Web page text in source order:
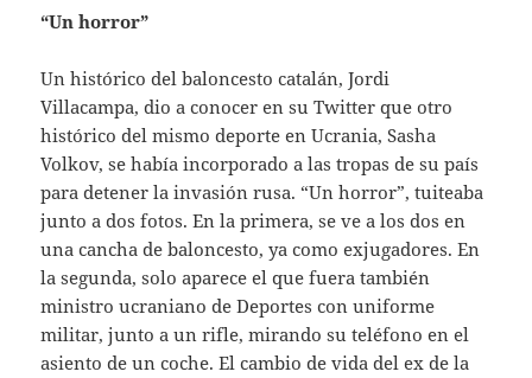
“Un horror”
Un histórico del baloncesto catalán, Jordi
Villacampa, dio a conocer en su Twitter que otro
histórico del mismo deporte en Ucrania, Sasha
Volkov, se había incorporado a las tropas de su país
para detener la invasión rusa. “Un horror”, tuiteaba
junto a dos fotos. En la primera, se ve a los dos en
una cancha de baloncesto, ya como exjugadores. En
la segunda, solo aparece el que fuera también
ministro ucraniano de Deportes con uniforme
militar, junto a un rifle, mirando su teléfono en el
asiento de un coche. El cambio de vida del ex de la